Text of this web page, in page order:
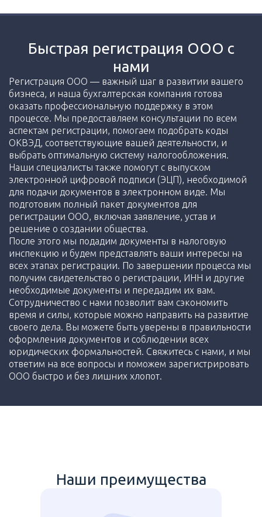
Быстрая регистрация ООО с
нами
Регистрация ООО — важный шаг в развитии вашего
бизнеса, и наша бухгалтерская компания готова
оказать профессиональную поддержку в этом
процессе. Мы предоставляем консультации по всем
аспектам регистрации, помогаем подобрать коды
ОКВЭД, соответствующие вашей деятельности, и
выбрать оптимальную систему налогообложения.
Наши специалисты также помогут с выпуском
электронной цифровой подписи (ЭЦП), необходимой
для подачи документов в электронном виде. Мы
подготовим полный пакет документов для
регистрации ООО, включая заявление, устав и
решение о создании общества.
После этого мы подадим документы в налоговую
инспекцию и будем представлять ваши интересы на
всех этапах регистрации. По завершении процесса мы
получим свидетельство о регистрации, ИНН и другие
необходимые документы и передадим их вам.
Сотрудничество с нами позволит вам сэкономить
время и силы, которые можно направить на развитие
своего дела. Вы можете быть уверены в правильности
оформления документов и соблюдении всех
юридических формальностей. Свяжитесь с нами, и мы
ответим на все вопросы и поможем зарегистрировать
ООО быстро и без лишних хлопот.
Наши преимущества